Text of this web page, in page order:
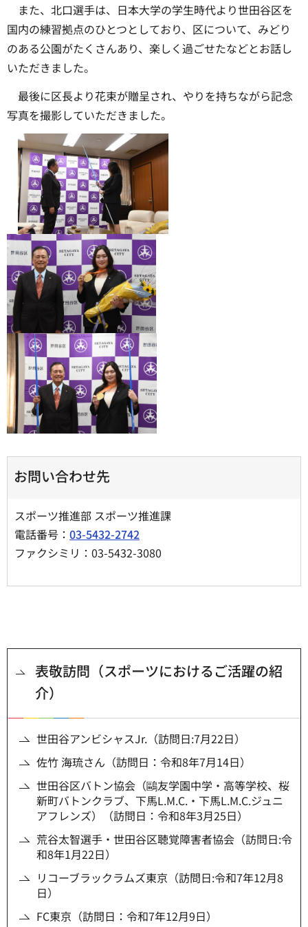
また、北口選手は、日本大学の学生時代より世田谷区を
国内の練習拠点のひとつとしており、区について、みどり
のある公園がたくさんあり、楽しく過ごせたなどとお話し
いただきました。
最後に区長より花束が贈呈され、やりを持ちながら記念
写真を撮影していただきました。
お問い合わせ先
スポーツ推進部 スポーツ推進課
電話番号： 03-5432-2742
ファクシミリ：03-5432-3080
表敬訪問（スポーツにおけるご活躍の紹
介）
世田谷アンビシャスJr.（訪問日:7月22日）
佐竹 海琉さん（訪問日：令和8年7月14日）
世田谷区バトン協会（鷗友学園中学・高等学校、桜
新町バトンクラブ、下馬L.M.C.・下馬L.M.C.ジュニ
アフレンズ）（訪問日：令和8年3月25日）
荒谷太智選手・世田谷区聴覚障害者協会（訪問日:令
和8年1月22日）
リコーブラックラムズ東京（訪問日:令和7年12月8
日）
FC東京（訪問日：令和7年12月9日）